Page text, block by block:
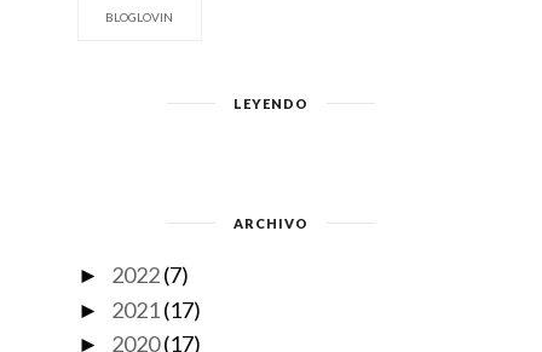
BLOGLOVIN
LEYENDO
ARCHIVO
► 2022(7)
► 2021(17)
► 2020(17)